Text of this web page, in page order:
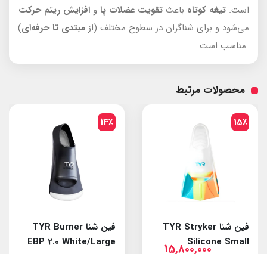
است. تیغه کوتاه باعث تقویت عضلات پا و افزایش ریتم حرکت
می‌شود و برای شناگران در سطوح مختلف (از مبتدی تا حرفه‌ای)
مناسب است
محصولات مرتبط
15٪
فین شنا TYR Stryker
Silicone Small
15,800,000
14٪
فین شنا TYR Burner
EBP 2.0 White/Large